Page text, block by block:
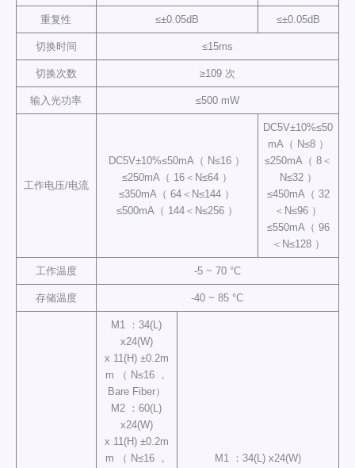
重复性 ≤±0.05dB ≤±0.05dB
切换时间 ≤15ms
切换次数 ≥109 次
输入光功率 ≤500 mW
工作电压/电流
DC5V±10%≤50mA（ N≤16 ）
≤250mA（ 16＜N≤64 ）
≤350mA（ 64＜N≤144 ）
≤500mA（ 144＜N≤256 ）
DC5V±10%≤50
mA（ N≤8 ）
≤250mA（ 8＜
N≤32 ）
≤450mA（ 32
＜N≤96 ）
≤550mA（ 96
＜N≤128 ）
工作温度 -5 ~ 70 °C
存储温度 -40 ~ 85 °C
M1 ：34(L)
x24(W)
x 11(H) ±0.2m
m （ N≤16 ，
Bare Fiber）
M2 ：60(L)
x24(W)
x 11(H) ±0.2m
m （ N≤16 ，
M1 ：34(L) x24(W)